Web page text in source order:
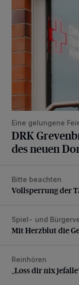
Eine gelungene
DRK
des neuen
Vollsperrung der
Bitte beachten
Vollsperrung der
Mit Herzblut die
Spiel- und
Mit Herzblut die
„Loss dir nix
Reinhören
„Loss dir nix